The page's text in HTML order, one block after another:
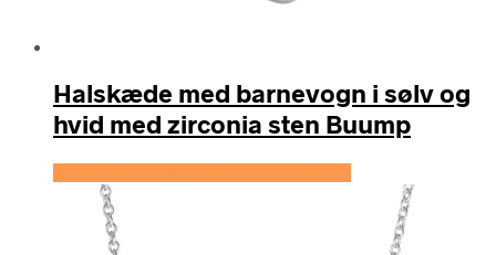
Halskæde med barnevogn i sølv og
hvid med zirconia sten Buump